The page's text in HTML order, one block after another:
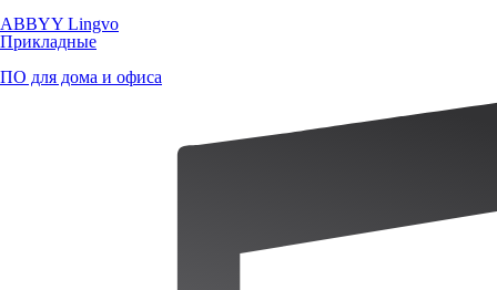
ABBYY Lingvo
Прикладные
ПО для дома и офиса